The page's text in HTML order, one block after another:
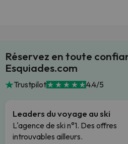
Réservez en toute
Esquiades.com
Trustpilot 4.4/5
Leaders du voyage au ski
L'agence de ski n°1. Des offres
introuvables ailleurs.